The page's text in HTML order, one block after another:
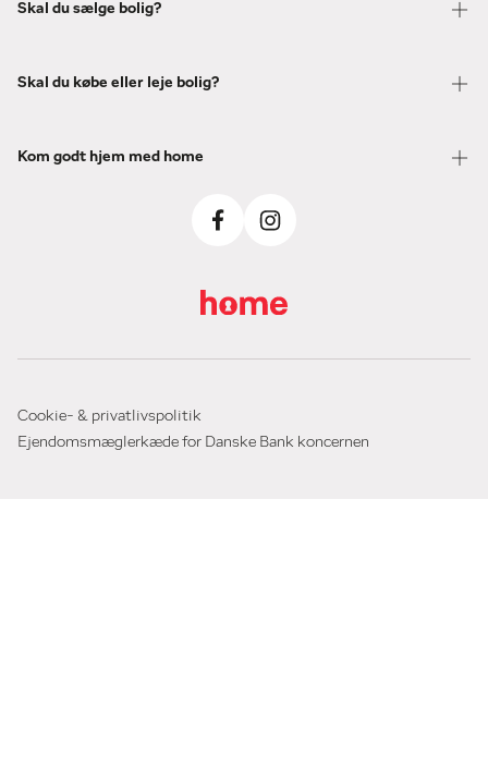
Skal du sælge bolig?
Skal du købe eller leje bolig?
Kom godt hjem med home
Cookie- & privatlivspolitik
Ejendomsmæglerkæde for Danske Bank koncernen